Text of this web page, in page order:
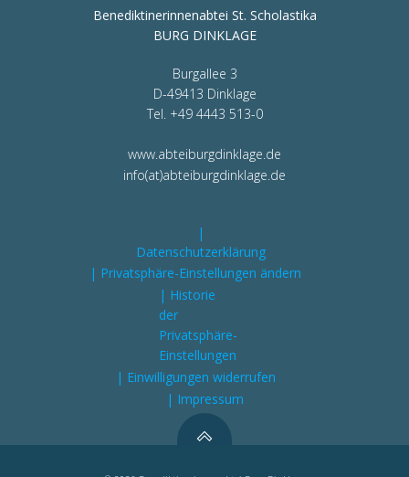
Benediktinerinnenabtei St. Scholastika
BURG DINKLAGE
Burgallee 3
D-49413 Dinklage
Tel. +49 4443 513-0
www.abteiburgdinklage.de
info(at)abteiburgdinklage.de
|
Datenschutzerklärung
| Privatsphäre-Einstellungen ändern
| Historie
der
Privatsphäre-
Einstellungen
| Einwilligungen widerrufen
| Impressum